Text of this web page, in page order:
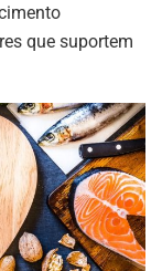
que suportem